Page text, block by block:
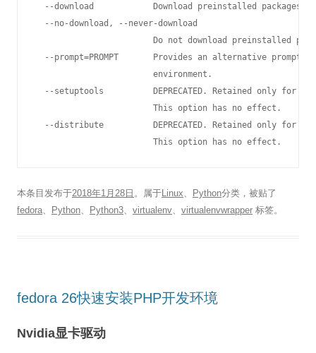
--download            Download preinstalled packages
  --no-download, --never-download
Do not download preinstalled
--prompt=PROMPT       Provides an alternative prompt
                        environment.
--setuptools          DEPRECATED. Retained only for
                        This option has no effect.
--distribute          DEPRECATED. Retained only for
本条目发布于2018年1月28日 。属于Linux Python分类，被贴了
fedora
Python Python3 virtualenv virtualenvwrapper 标签。
fedora 26快速安装PHP开发环境
Nvidia显卡驱动